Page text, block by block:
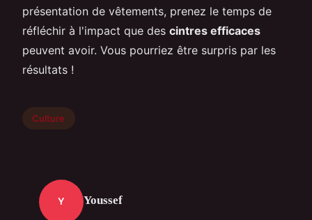
présentation de vêtements, prenez le temps de
réfléchir à l'impact que des cintres efficaces
peuvent avoir. Vous pourriez être surpris par les
résultats !
Culture
Y Youssef